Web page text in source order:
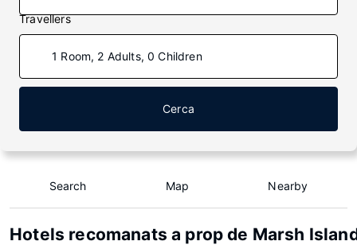
Travellers
1 Room, 2 Adults, 0 Children
Cerca
Search Map Nearby
Hotels recomanats a prop de Marsh